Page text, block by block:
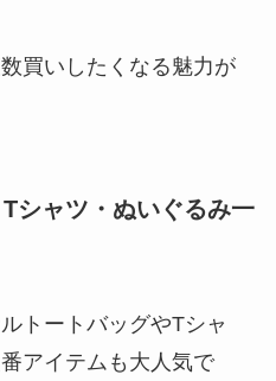
買いしたくなる魅力が
シャツ・ぬいぐるみ一
トートバッグやTシャ
アイテムも大人気で